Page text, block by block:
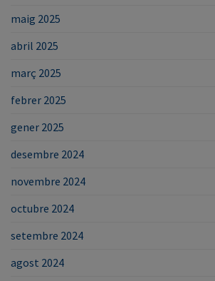
maig 2025
abril 2025
març 2025
febrer 2025
gener 2025
desembre 2024
novembre 2024
octubre 2024
setembre 2024
agost 2024